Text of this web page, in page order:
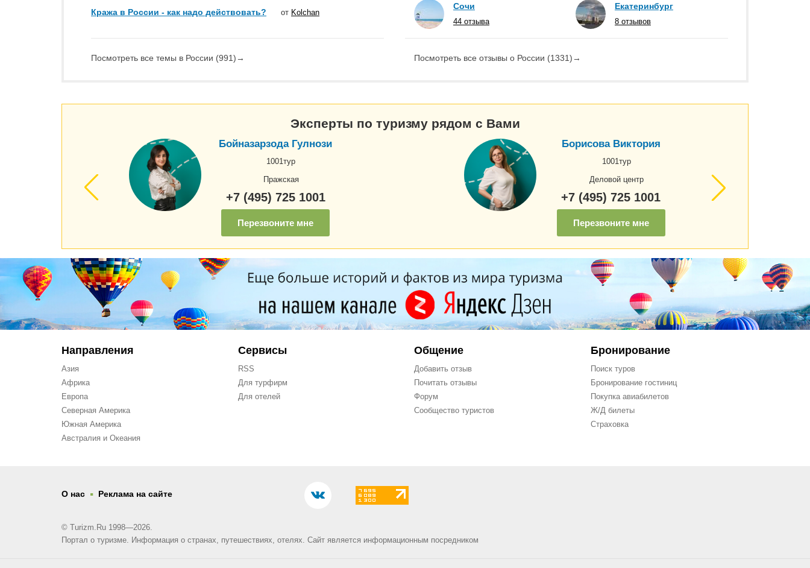
Кража в России - как надо действовать? от Kolchan
Посмотреть все темы в России (991)→
Сочи
44 отзыва
Екатеринбург
8 отзывов
Посмотреть все отзывы о России (1331)→
Эксперты по туризму рядом с Вами
Бойназарзода Гулнози
1001тур
Пражская
+7 (495) 725 1001
Перезвоните мне
Борисова Виктория
1001тур
Деловой центр
+7 (495) 725 1001
Перезвоните мне
Направления
Азия
Африка
Европа
Северная Америка
Южная Америка
Австралия и Океания
Сервисы
RSS
Для турфирм
Для отелей
Общение
Добавить отзыв
Почитать отзывы
Форум
Сообщество туристов
Бронирование
Поиск туров
Бронирование гостиниц
Покупка авиабилетов
Ж/Д билеты
Страховка
О нас . Реклама на сайте
© Turizm.Ru 1998—2026.
Портал о туризме. Информация о странах, путешествиях, отелях. Сайт является информационным посредником